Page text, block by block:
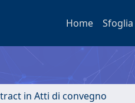
Home Sfoglia
in Atti di convegno